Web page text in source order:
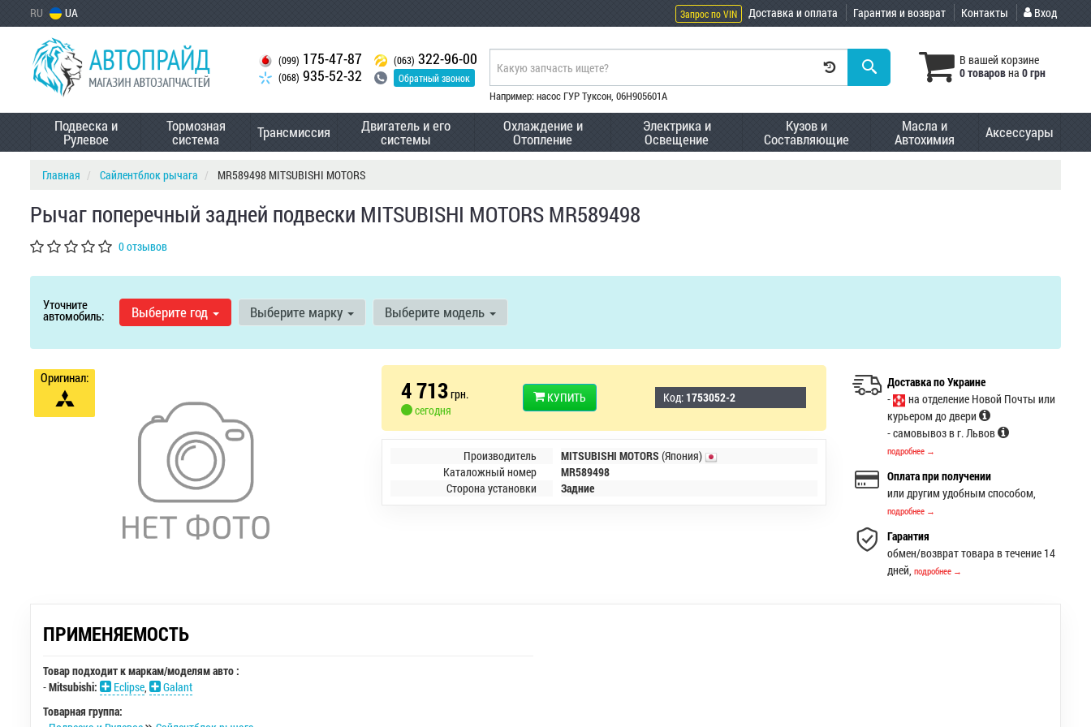
RU UA Запрос по VIN Доставка и оплата Гарантия и возврат Контакты Вход
(099) 175-47-87
(068) 935-52-32
(063) 322-96-00
Обратный звонок
В вашей корзине
0 товаровна 0 грн
Например: насос ГУР Туксон, 06H905601A
Подвеска и
Рулевое
Тормозная
система Трансмиссия Двигатель и его
системы
Охлаждение и
Отопление
Электрика и
Освещение
Кузов и
Составляющие
Масла и
Автохимия Аксессуары
Главная Сайлентблок рычага MR589498 MITSUBISHI MOTORS
Рычаг поперечный задней подвески MITSUBISHI MOTORS MR589498
0 отзывов
Уточните
автомобиль: Выберите год Выберите марку Выберите модель
Оригинал: 4 713грн.
сегодня
КУПИТЬ Код: 1753052-2
Производитель MITSUBISHI MOTORS (Япония)
Каталожный номер
MR589498
Сторона установки
Задние
Доставка по Украине
-
на отделение Новой Почты или
курьером до двери
- самовывоз в г. Львов
подробнее →
Оплата при получении
или другим удобным способом,
подробнее →
Гарантия
обмен/возврат товара в течение 14
дней,подробнее →
ПРИМЕНЯЕМОСТЬ
Товар подходит к маркам/моделям авто :
-Mitsubishi: Eclipse,
Galant
Товарная группа: